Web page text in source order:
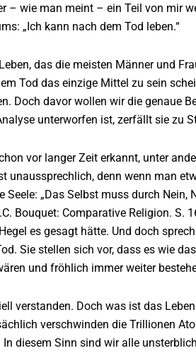
– wie man meint – ein Teil von mir
„Ich kann nach dem Tod leben.“
das die meisten Männer und
Tod das einzige Mittel zu sein
Doch davor wollen wir die genaue
unterworfen ist, zerfällt sie zu
vor langer Zeit erkannt, unter
unaussprechlich, denn wenn man
Seele: „Das Selbst muss durch
Bouquet: Comparative Religion.
es gesagt hätte. Und doch
Sie stellen sich vor, dass es wie
und fröhlich immer weiter
verstanden. Doch was ist das
verschwinden die Trillionen
diesem Sinn sind wir alle